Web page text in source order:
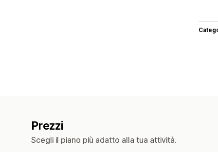
Prezzi
Scegli il piano più adatto alla tua attività.